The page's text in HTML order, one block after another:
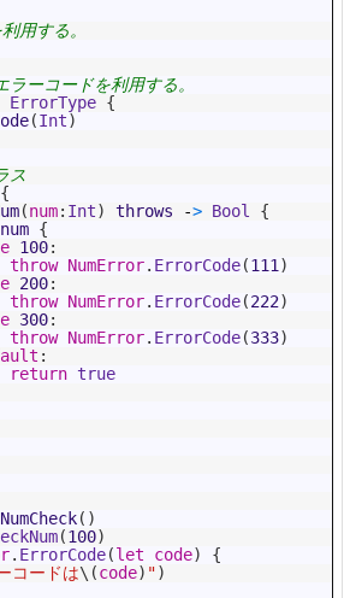
用する。
ーコードを利用する。
ErrorType {
(Int)
ス
{
(num: Int) throws -> Bool
{
num {
100:
throw NumError. ErrorCode(111 )
200:
throw NumError. ErrorCode(222)
300:
throw NumError. ErrorCode(333)
:
return true
NumCheck( )
(100)
. ErrorCode(let code)
{
コードは\ (code) ")